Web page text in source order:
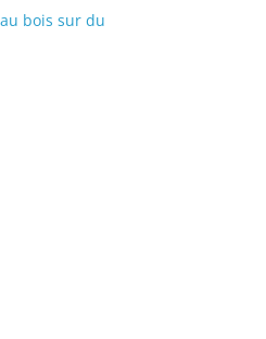
bois sur du